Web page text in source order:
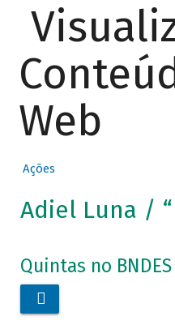
Web
Ações
Adiel Luna /
Quintas no
